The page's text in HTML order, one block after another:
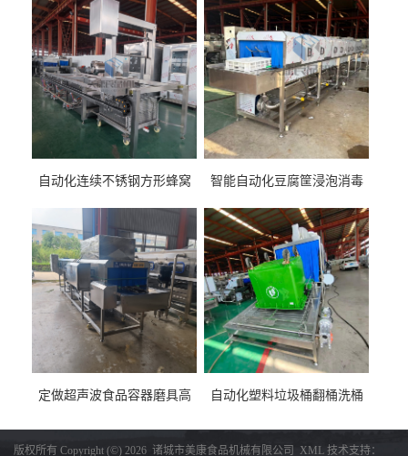
自动化连续不锈钢方形蜂窝
蒸煮设备
智能自动化豆腐筐浸泡消毒
刷洗设备
定做超声波食品容器磨具高
自动化塑料垃圾桶翻桶洗桶
版权所有 Copyright (©) 2026 诸城市美康食品机械有限公司 XML 技术支持：